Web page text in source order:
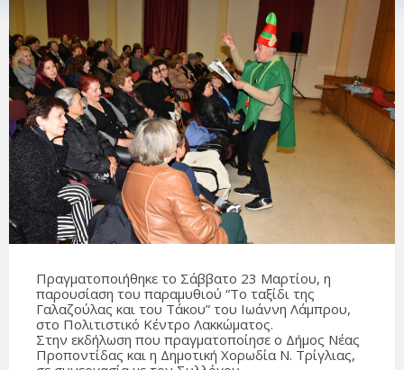
Πραγματοποιήθηκε το Σάββατο 23 Μαρτίου, η
παρουσίαση του παραμυθιού “Το ταξίδι της
Γαλαζούλας και του Τάκου” του Ιωάννη Λάμπρου,
στο Πολιτιστικό Κέντρο Λακκώματος.
Στην εκδήλωση που πραγματοποίησε ο Δήμος Νέας
Προποντίδας και η Δημοτική Χορωδία Ν. Τρίγλιας,